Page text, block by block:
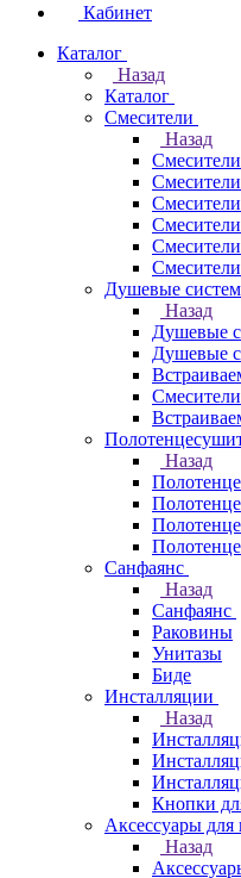
Кабинет
Каталог
Назад
Каталог
Смесители
Назад
Смесители
Душевые
Назад
Душевые
Душевые
Назад
Санфаянс
Назад
Санфаянс
Раковины
Унитазы
Биде
Инсталляции
Назад
Кнопки
Аксессуары для
Назад